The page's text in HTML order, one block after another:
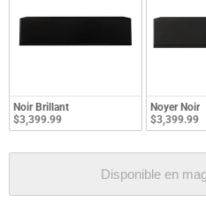
Noir Brillant
$3,399.99
Noyer Noir
$3,399.99
Disponible en